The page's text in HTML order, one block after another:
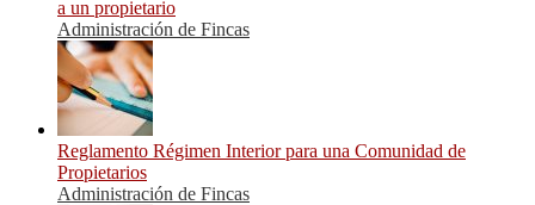
a un propietario
Administración de Fincas
Reglamento Régimen Interior para una Comunidad de
Propietarios
Administración de Fincas